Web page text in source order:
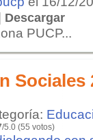
Descargar
PUCP...
Sociales
/5.0 (55 votos)